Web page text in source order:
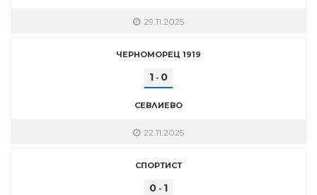
29.11.2025
ЧЕРНОМОРЕЦ 1919
1 - 0
СЕВЛИЕВО
22.11.2025
СПОРТИСТ
0 - 1